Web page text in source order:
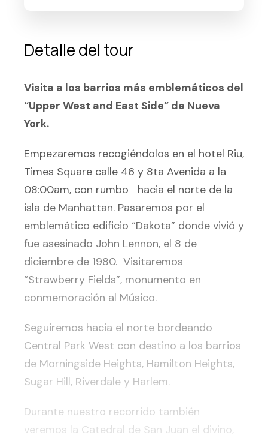
Detalle del tour
Visita a los barrios más emblemáticos del
“Upper West and East Side” de Nueva
York.
Empezaremos recogiéndolos en el hotel Riu,
Times Square calle 46 y 8ta Avenida a la
08:00am, con rumbo hacia el norte de la
isla de Manhattan. Pasaremos por el
emblemático edificio “Dakota” donde vivió y
fue asesinado John Lennon, el 8 de
diciembre de 1980. Visitaremos
“Strawberry Fields”, monumento en
conmemoración al Músico.
Seguiremos hacia el norte bordeando
Central Park West con destino a los barrios
de Morningside Heights, Hamilton Heights,
Sugar Hill, Riverdale y Harlem.
Durante nuestro recorrido también
veremos la Catedral de San Juan el divino,